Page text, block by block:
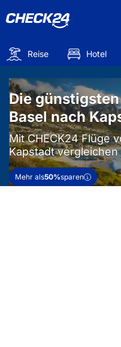
Reise Hotel
Die
Basel nach
Mit CHECK24 Flüge
Kapstadt vergleichen
Mehr als50%sparen